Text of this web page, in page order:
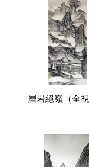
層岩絕嶺（全視